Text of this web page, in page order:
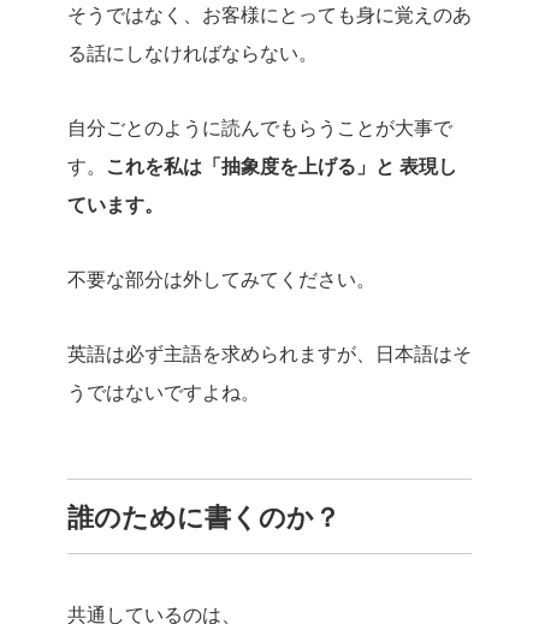
そうではなく、お客様にとっても身に覚えのあ
る話にしなければならない。
自分ごとのように読んでもらうことが大事で
す。
これを私は「抽象度を上げる」と 表現し
ています。
不要な部分は外してみてください。
英語は必ず主語を求められますが、日本語はそ
うではないですよね。
誰のために書くのか？
共通しているのは、